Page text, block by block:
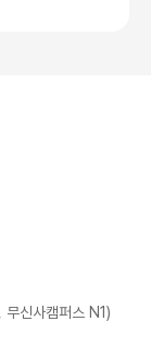
무신사캠퍼스 N1)